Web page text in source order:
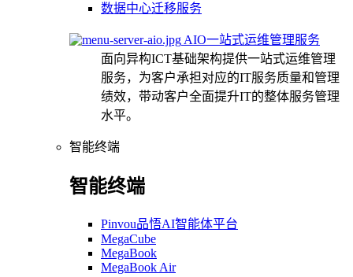
数据中心迁移服务
AIO一站式运维管理服务
面向异构ICT基础架构提供一站式运维管理
服务，为客户承担对应的IT服务质量和管理
绩效，带动客户全面提升IT的整体服务管理
水平。
智能终端
智能终端
Pinvou品悟AI智能体平台
MegaCube
MegaBook
MegaBook Air